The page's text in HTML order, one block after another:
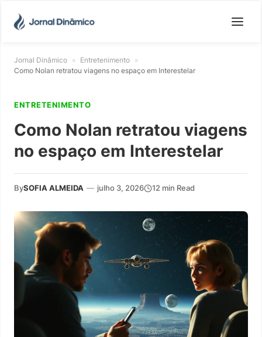
Jornal Dinâmico » Entretenimento »
Como Nolan retratou viagens no espaço em Interestelar
ENTRETENIMENTO
Como Nolan retratou viagens
no espaço em Interestelar
BySOFIA ALMEIDA — julho 3, 2026 12 min Read